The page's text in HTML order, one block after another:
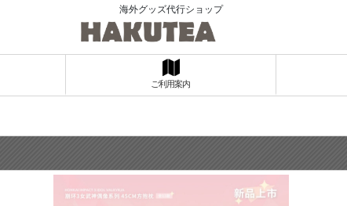
海外グッズ代行ショップ
ご利用案内